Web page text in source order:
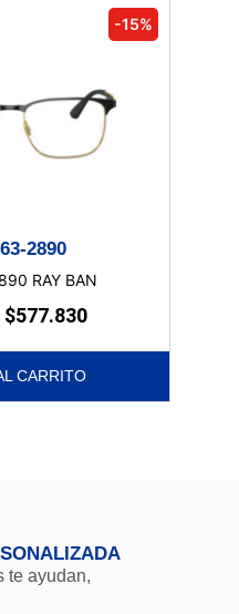
-15%
2890
RAY BAN
$577.830
CARRITO
te ayudan,